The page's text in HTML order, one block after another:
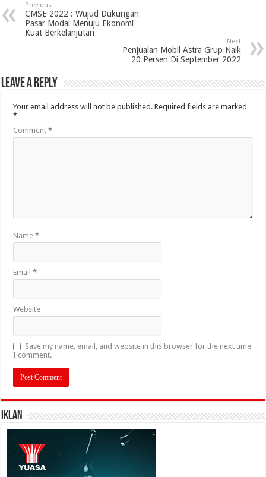
Previous
CMSE 2022 : Wujud Dukungan
Pasar Modal Menuju Ekonomi
Kuat Berkelanjutan
Next
Penjualan Mobil Astra Grup Naik
20 Persen Di September 2022
Leave a Reply
Your email address will not be published. Required fields are marked
*
Comment*
Name*
Email*
Website
Save my name, email, and website in this browser for the next time
I comment.
IKLAN